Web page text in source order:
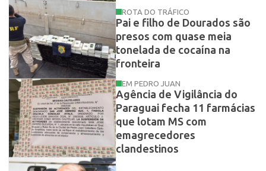
ROTA DO TRÁFICO
Pai e filho de Dourados são
presos com quase meia
tonelada de cocaína na
fronteira
EM PEDRO JUAN
Agência de Vigilância do
Paraguai fecha 11 farmácias
que lotam MS com
emagrecedores
clandestinos